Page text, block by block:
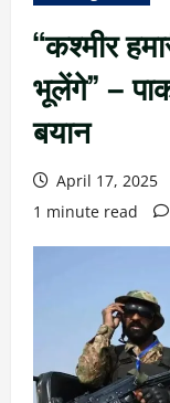
“कश्मीर
भूलेंगे” –
बयान
April 17, 2025
1 minute read